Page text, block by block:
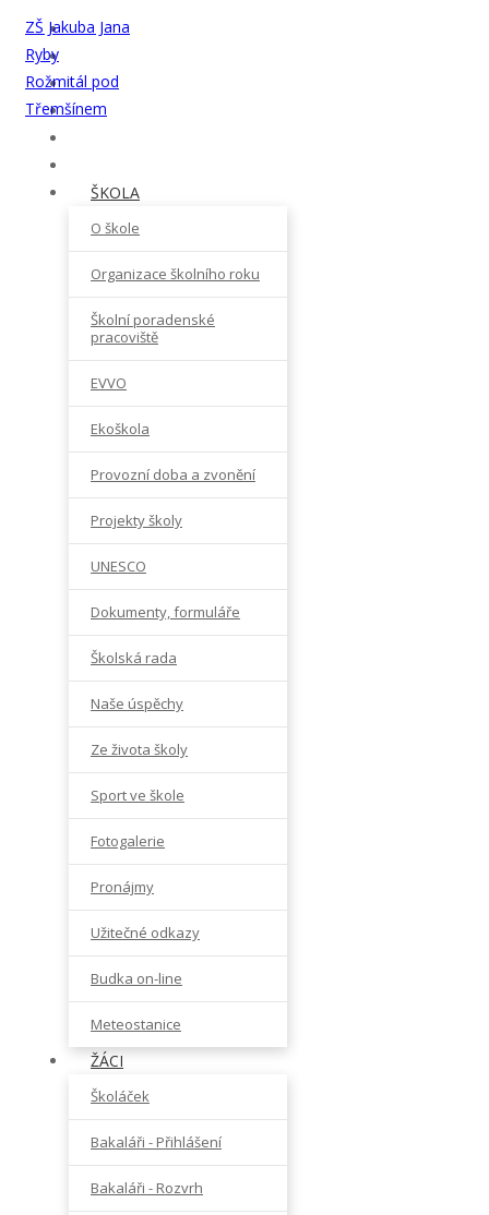
ZŠ Jakuba Jana
Ryby
Rožmitál pod
Třemšínem
ŠKOLA
O škole
Organizace školního roku
Školní poradenské
pracoviště
EVVO
Ekoškola
Provozní doba a zvonění
Projekty školy
UNESCO
Dokumenty, formuláře
Školská rada
Naše úspěchy
Ze života školy
Sport ve škole
Fotogalerie
Pronájmy
Užitečné odkazy
Budka on-line
Meteostanice
ŽÁCI
Školáček
Bakaláři - Přihlášení
Bakaláři - Rozvrh